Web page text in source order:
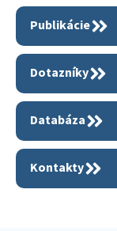
Publikácie
Dotazníky
Databáza
Kontakty